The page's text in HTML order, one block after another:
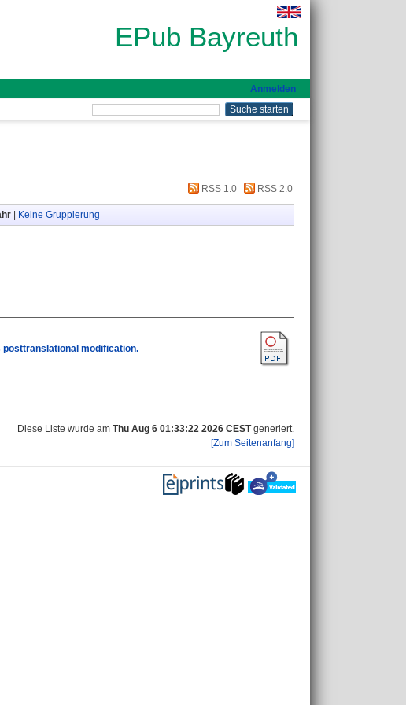
EPub Bayreuth
Anmelden
RSS 1.0 RSS 2.0
| Keine Gruppierung
modification.
Diese Liste wurde am Thu Aug 6 01:33:22 2026 CESTgeneriert.
[Zum Seitenanfang]